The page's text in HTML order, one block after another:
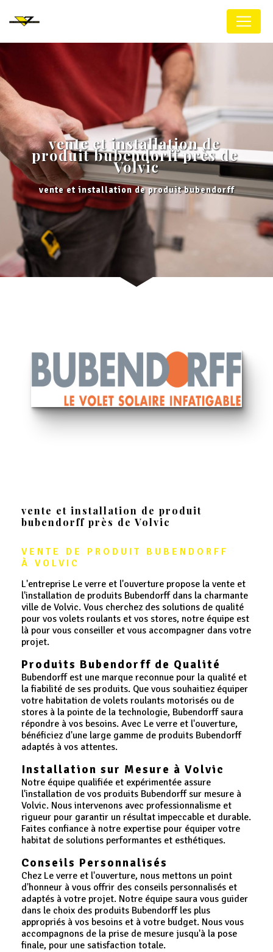
vente et installation de
produit bubendorff près de
Volvic
vente et installation de produit bubendorff
vente et installation de produit
bubendorff près de Volvic
VENTE DE PRODUIT BUBENDORFF
À VOLVIC
L'entreprise Le verre et l'ouverture propose la vente et
l'installation de produits Bubendorff dans la charmante
ville de Volvic. Vous cherchez des solutions de qualité
pour vos volets roulants et vos stores, notre équipe est
là pour vous conseiller et vous accompagner dans votre
projet.
Produits Bubendorff de Qualité
Bubendorff est une marque reconnue pour la qualité et
la fiabilité de ses produits. Que vous souhaitiez équiper
votre habitation de volets roulants motorisés ou de
stores à la pointe de la technologie, Bubendorff saura
répondre à vos besoins. Avec Le verre et l'ouverture,
bénéficiez d'une large gamme de produits Bubendorff
adaptés à vos attentes.
Installation sur Mesure à Volvic
Notre équipe qualifiée et expérimentée assure
l'installation de vos produits Bubendorff sur mesure à
Volvic. Nous intervenons avec professionnalisme et
rigueur pour garantir un résultat impeccable et durable.
Faites confiance à notre expertise pour équiper votre
habitat de solutions performantes et esthétiques.
Conseils Personnalisés
Chez Le verre et l'ouverture, nous mettons un point
d'honneur à vous offrir des conseils personnalisés et
adaptés à votre projet. Notre équipe saura vous guider
dans le choix des produits Bubendorff les plus
appropriés à vos besoins et à votre budget. Nous vous
accompagnons de la prise de mesure jusqu'à la pose
finale, pour une satisfaction totale.